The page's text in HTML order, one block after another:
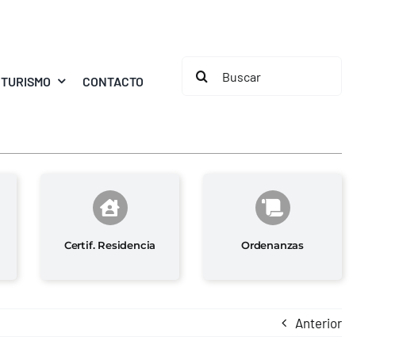
TURISMO CONTACTO
Buscar:
Certif. Residencia Ordenanzas
Anterior